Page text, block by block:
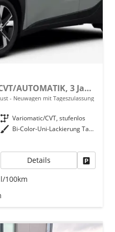
Pulse 1.5 Hybrid 115PS CVT/AUTOMATIK, 3 Jahre Garantie, 17" Alufelgen, Uni-Lackierung Tarragon /Dach schwarz, Privacy-Glas, Sitzheizung, Rückfahrkamera, Klimaautomatik, Audiosystem 9" + Smartphone-Integration, Lederlenkrad, ACC, ZV mit Fernbedienung
Neuwagen mit Tageszulassung
Getriebe Variomatic/CVT, stufenlos
Außenfarbe
Bi-Color-Uni-Lackierung Tarragon/Night Sky Black (Urban Khaki / Black)
Details
100km